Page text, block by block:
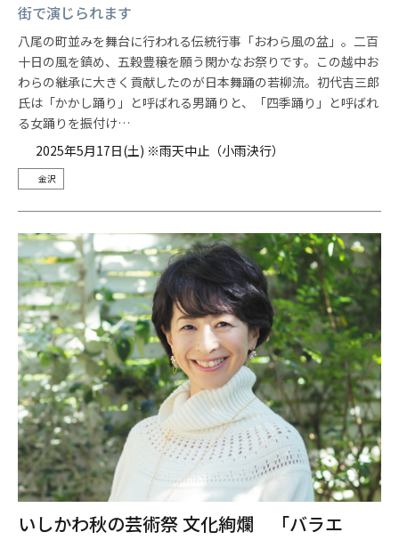
街で演じられます
八尾の町並みを舞台に行われる伝統行事「おわら風の盆」。二百
十日の風を鎮め、五穀豊穣を願う閑かなお祭りです。この越中お
わらの継承に大きく貢献したのが日本舞踊の若柳流。初代吉三郎
氏は「かかし踊り」と呼ばれる男踊りと、「四季踊り」と呼ばれ
る女踊りを振付け…
2025年5月17日(土) ※雨天中止（小雨決行）
金沢
いしかわ秋の芸術祭 文化絢爛 「バラエ